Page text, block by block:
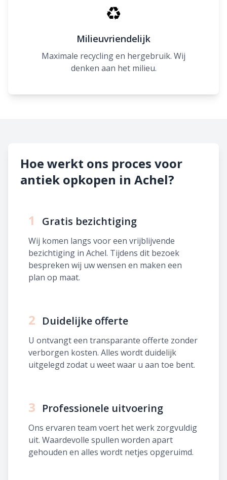
♻
Milieuvriendelijk
Maximale recycling en hergebruik. Wij
denken aan het milieu.
Hoe werkt ons proces voor
antiek opkopen in Achel?
1 Gratis bezichtiging
Wij komen langs voor een vrijblijvende
bezichtiging in Achel. Tijdens dit bezoek
bespreken wij uw wensen en maken een
plan op maat.
2 Duidelijke offerte
U ontvangt een transparante offerte zonder
verborgen kosten. Alles wordt duidelijk
uitgelegd zodat u weet waar u aan toe bent.
3 Professionele uitvoering
Ons ervaren team voert het werk zorgvuldig
uit. Waardevolle spullen worden apart
gehouden en alles wordt netjes opgeruimd.